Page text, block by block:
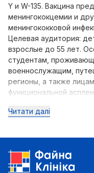
Y и W-135. Вакцина
менингококцемии и
менингококковой
Целевая аудитория:
взрослые до 55 лет.
студентам,
военнослужащим,
регионы, а также
функциональной
Читати далі